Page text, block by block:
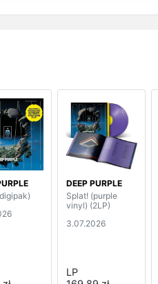
DEEP PURPLE
Splat! (purple
vinyl) (2LP)
3.07.2026
LP